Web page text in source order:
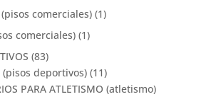
(pisos comerciales) (1)
comerciales) (1)
(83)
(pisos deportivos) (11)
PARA ATLETISMO (atletismo)